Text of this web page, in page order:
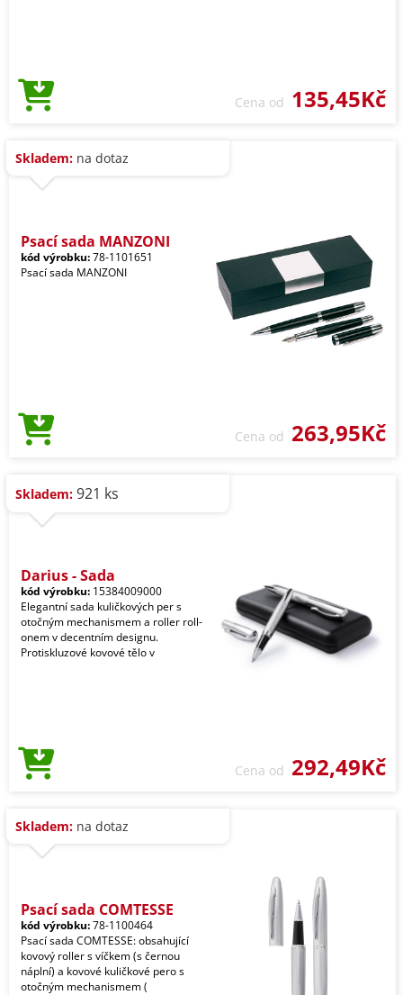
Cena od 135,45Kč
Skladem: na dotaz
Psací sada MANZONI
kód výrobku:78-1101651
Psací sada MANZONI
Cena od 263,95Kč
Skladem: 921 ks
Darius - Sada
kód výrobku: 15384009000
Elegantní sada kuličkových per s
otočným mechanismem a roller roll-
onem v decentním designu.
Protiskluzové kovové tělo v
Cena od 292,49Kč
Skladem: na dotaz
Psací sada COMTESSE
kód výrobku:78-1100464
Psací sada COMTESSE: obsahující
kovový roller s víčkem (s černou
náplní) a kovové kuličkové pero s
otočným mechanismem (